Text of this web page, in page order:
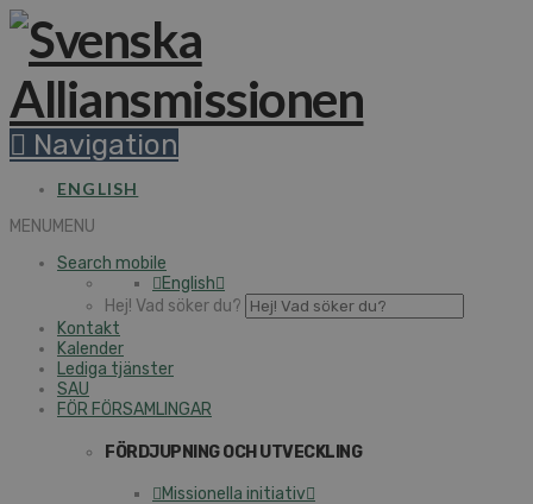
Navigation
ENGLISH
MENUMENU
Search mobile
English
Hej! Vad söker du?
Kontakt
Kalender
Lediga tjänster
SAU
FÖR FÖRSAMLINGAR
FÖRDJUPNING OCH UTVECKLING
Missionella initiativ